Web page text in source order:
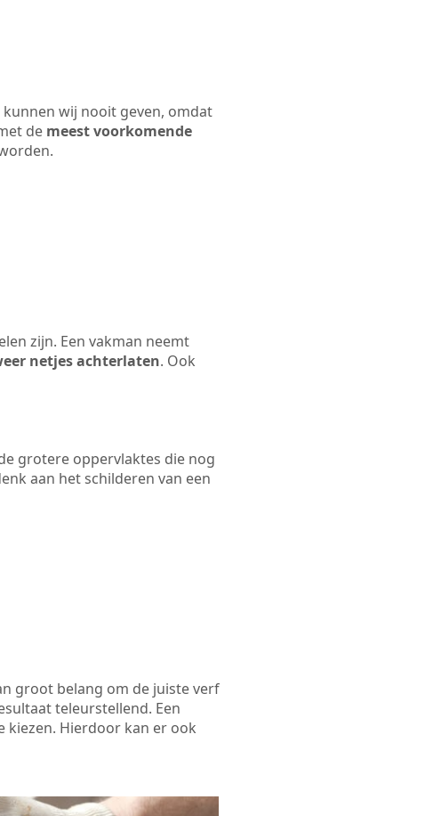
kunnen wij nooit geven, omdat
de meest voorkomende
zijn. Een vakman neemt
netjes achterlaten. Ook
grotere oppervlaktes die nog
aan het schilderen van een
groot belang om de juiste verf
teleurstellend. Een
kiezen. Hierdoor kan er ook